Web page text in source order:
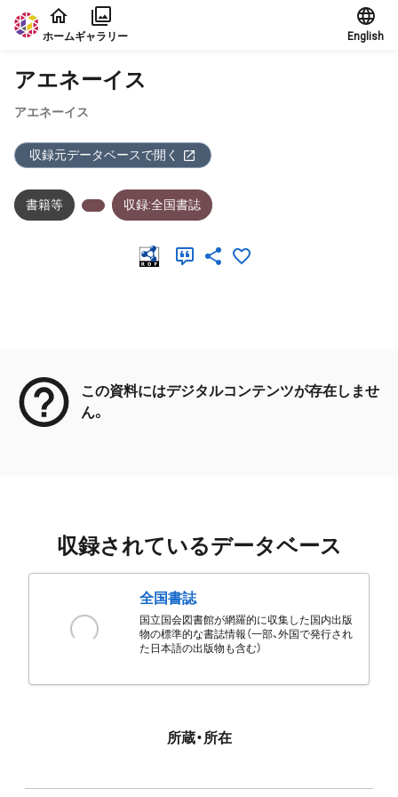
本文に飛ぶ
ホームギャラリー English
アエネーイス
アエネーイス
収録元データベースで開く
書籍等 収録:全国書誌
この資料にはデジタルコンテンツが存在しませ
ん。
収録されているデータベース
全国書誌
国立国会図書館が網羅的に収集した国内出版
物の標準的な書誌情報（一部、外国で発行され
た日本語の出版物も含む）
所蔵・所在